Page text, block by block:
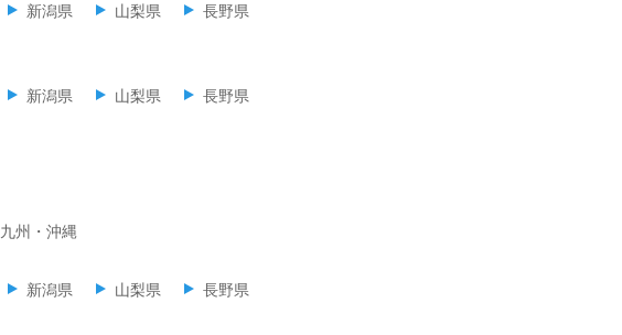
新潟県 山梨県 長野県
新潟県 山梨県 長野県
九州・沖縄
新潟県 山梨県 長野県